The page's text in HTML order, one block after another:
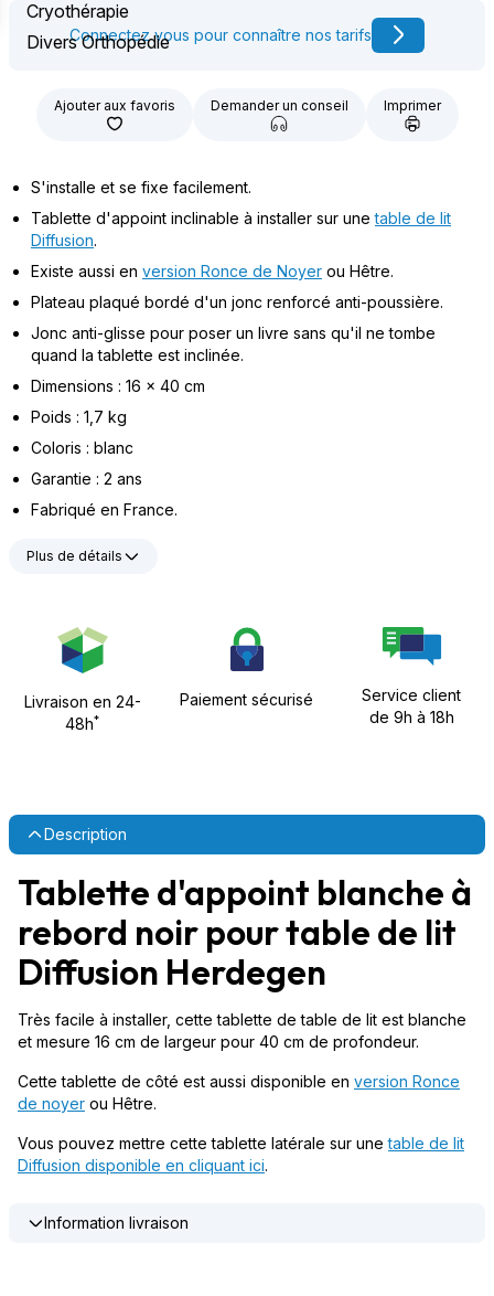
Cryothérapie
Divers Orthopédie
Connectez vous pour connaître nos tarifs
Ajouter aux favoris Demander un conseil Imprimer
S'installe et se fixe facilement.
Tablette d'appoint inclinable à installer sur unetable de lit
Diffusion.
Existe aussi en version Ronce de Noyer ou Hêtre.
Plateau plaqué bordé d'un jonc renforcé anti-poussière.
Jonc anti-glisse pour poser un livre sans qu'il ne tombe
quand la tablette est inclinée.
Dimensions : 16 x 40 cm
Poids : 1,7 kg
Coloris : blanc
Garantie : 2 ans
Fabriqué en France.
Plus de détails
Livraison en 24-
48h*
Paiement sécurisé
Service client
de 9h à 18h
Description
Tablette d'appoint blanche à
rebord noir pour table de lit
Diffusion Herdegen
Très facile à installer, cette tablette de table de lit est blanche
et mesure 16 cm de largeur pour 40 cm de profondeur.
Cette tablette de côté est aussi disponible en version Ronce
de noyer ou Hêtre.
Vous pouvez mettre cette tablette latérale sur unetable de lit
Diffusion disponible en cliquant ici.
Information livraison